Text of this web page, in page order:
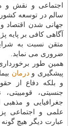
اجتماعی و نقش و
سالم در توسعه
جهانی شدن اقتصاد
آگاهی کافی بر
متقن نسبت به
ضروری می نماید.
همین طور
پیشگیری ودرمان
و بلکه دفاع از
جنسیتی،
جغرافیایی و
علمی و اجتماعی
عبارت دیگر هیچ